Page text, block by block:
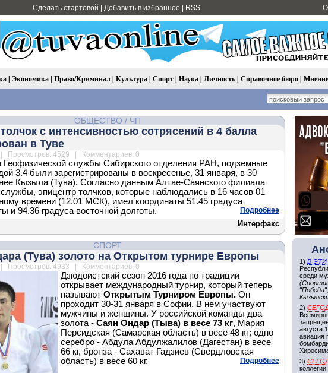
Сделать стартовой Добавить в избранное RSS
| Экономика| Право/Криминал| Культура| Спорт| Наука| Личность| Справочное бюро| Мнение
ОБЩЕСТВО / ЧП
с интенсивностью сотрясений в 4 балла
в Туве
| Просмотров: 4529 | Комментариев: 0
службы Сибирского отделения РАН, подземные
3.4 были зарегистрированы в воскресенье, 31 января, в 30
Кызыла (Тува). Согласно данным Алтае-Саянского филиала
эпицентр толчков, которые наблюдались в 16 часов 01
времени (12.01 МСК), имел координаты 51.45 градуса
и 94.36 градуса восточной долготы.
Подробнее
Интерфакс
СПОРТ
(Тува) золото на Открытом турнире Европы
| Просмотров: 4933 | Комментариев: 0
Дзюдоистский сезон 2016 года по традиции
открывает международный турнир, который теперь
называют Открытым Турниром Европы. Он
проходит 30-31 января в Софии. В нем участвуют
мужчины и женщины. У российской команды два
золота - Саян Ондар (Тыва) в весе 73 кг, Мария
Персидская (Самарская область) в весе 48 кг; одно
серебро - Абдула Абдулжалилов (Дагестан) в весе
66 кг, бронза - Сахават Гадзиев (Свердловская
область) в весе 60 кг.
Подробнее
1) В
среди
2)
августа
авиация
3)